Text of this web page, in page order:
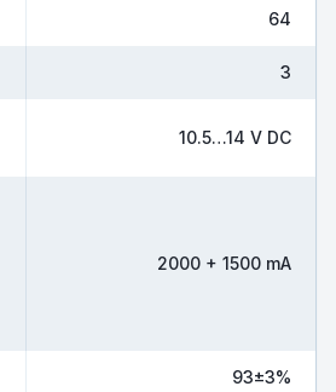
64
3
10.5…14 V DC
2000 + 1500 mA
93±3%